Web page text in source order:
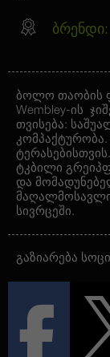
ბრენდი:
ბოლო თაობის
Wembley-ის
თვისება:
კომპაქტურობა.
ტკბილი
და
სივრცეში.
გაზიარება